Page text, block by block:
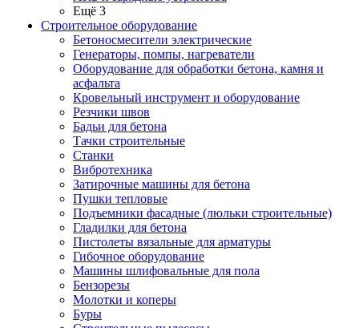
Ещё 3
Строительное оборудование
Бетоносмесители электрические
Генераторы, помпы, нагреватели
Оборудование для обработки бетона, камня и
асфальта
Кровельный инструмент и оборудование
Резчики швов
Бадьи для бетона
Тачки строительные
Станки
Вибротехника
Затирочные машины для бетона
Пушки тепловые
Подъемники фасадные (люльки строительные)
Гладилки для бетона
Пистолеты вязальные для арматуры
Гибочное оборудование
Машины шлифовальные для пола
Бензорезы
Молотки и коперы
Буры